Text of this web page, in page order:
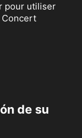
pour utiliser
Concert
de su